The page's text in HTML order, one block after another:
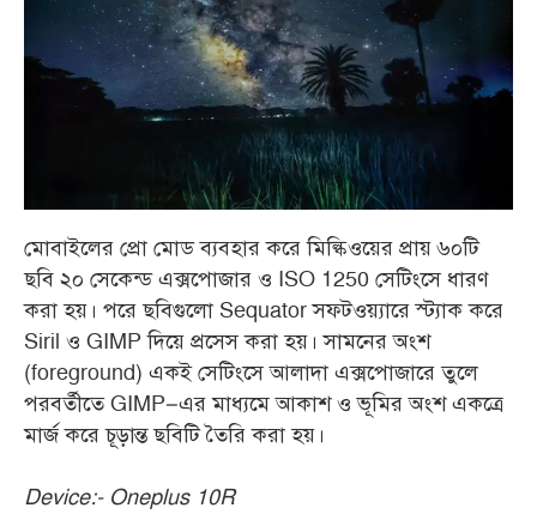
মোবাইলের প্রো মোড ব্যবহার করে মিল্কিওয়ের প্রায় ৬০টি
ছবি ২০ সেকেন্ড এক্সপোজার ও ISO 1250 সেটিংসে ধারণ
করা হয়। পরে ছবিগুলো Sequator সফটওয়্যারে স্ট্যাক করে
Siril ও GIMP দিয়ে প্রসেস করা হয়। সামনের অংশ
(foreground) একই সেটিংসে আলাদা এক্সপোজারে তুলে
পরবর্তীতে GIMP–এর মাধ্যমে আকাশ ও ভূমির অংশ একত্রে
মার্জ করে চূড়ান্ত ছবিটি তৈরি করা হয়।
Device:- Oneplus 10R